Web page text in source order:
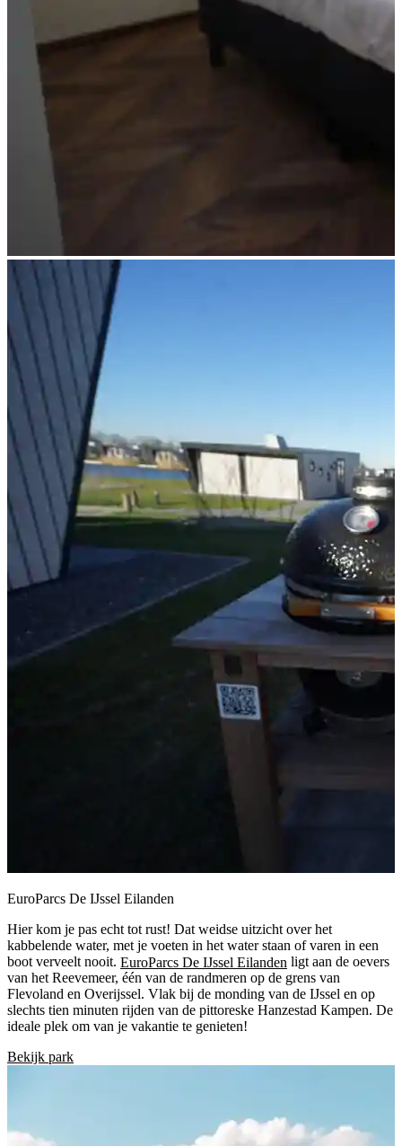
EuroParcs De IJssel Eilanden
Hier kom je pas echt tot rust! Dat weidse uitzicht over het
kabbelende water, met je voeten in het water staan of varen in een
boot verveelt nooit. EuroParcs De IJssel Eilanden ligt aan de oevers
van het Reevemeer, één van de randmeren op de grens van
Flevoland en Overijssel. Vlak bij de monding van de IJssel en op
slechts tien minuten rijden van de pittoreske Hanzestad Kampen. De
ideale plek om van je vakantie te genieten!
Bekijk park